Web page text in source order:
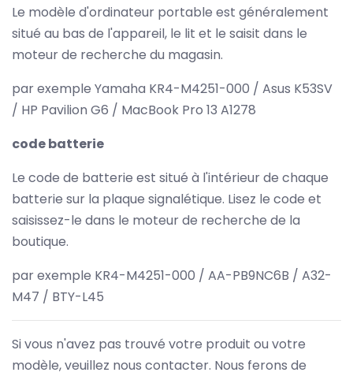
Le modèle d'ordinateur portable est généralement
situé au bas de l'appareil, le lit et le saisit dans le
moteur de recherche du magasin.
par exemple Yamaha KR4-M4251-000 / Asus K53SV
/ HP Pavilion G6 / MacBook Pro 13 A1278
code batterie
Le code de batterie est situé à l'intérieur de chaque
batterie sur la plaque signalétique. Lisez le code et
saisissez-le dans le moteur de recherche de la
boutique.
par exemple KR4-M4251-000 / AA-PB9NC6B / A32-
M47 / BTY-L45
Si vous n'avez pas trouvé votre produit ou votre
modèle, veuillez nous contacter. Nous ferons de